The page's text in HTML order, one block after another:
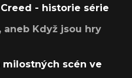
- historie série
aneb Když jsou hry
scén ve